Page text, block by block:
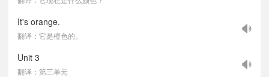
It's orange.
翻译：它是橙色的。
Unit 3
翻译：第三单元